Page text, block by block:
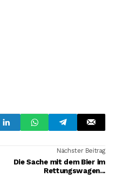
Nächster Beitrag
Die Sache mit dem Bier im
Rettungswagen...